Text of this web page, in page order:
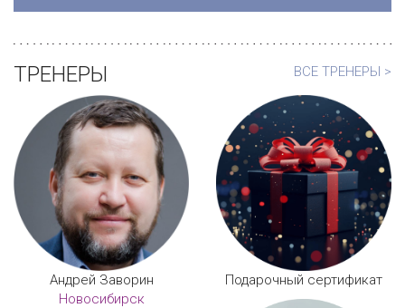
ВСЕ ТРЕНЕРЫ >
ТРЕНЕРЫ
Андрей Заворин
Новосибирск
Подарочный сертификат